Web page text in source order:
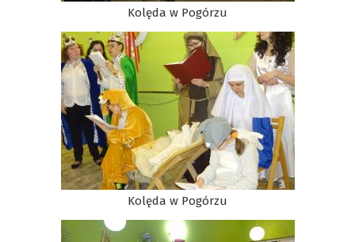
Kolęda w Pogórzu
Kolęda w Pogórzu